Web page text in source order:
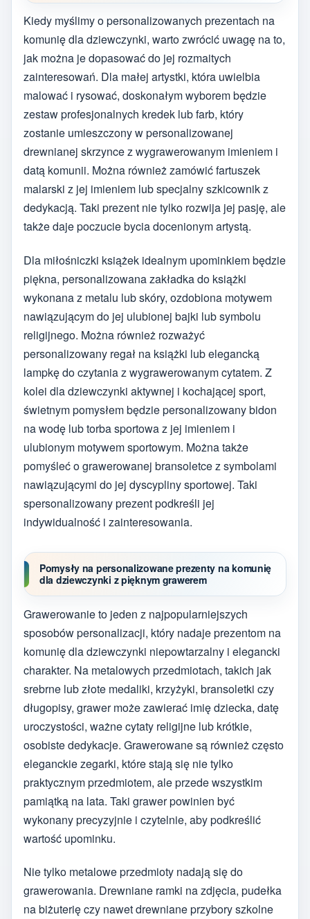
Kiedy myślimy o personalizowanych prezentach na
komunię dla dziewczynki, warto zwrócić uwagę na to,
jak można je dopasować do jej rozmaitych
zainteresowań. Dla małej artystki, która uwielbia
malować i rysować, doskonałym wyborem będzie
zestaw profesjonalnych kredek lub farb, który
zostanie umieszczony w personalizowanej
drewnianej skrzynce z wygrawerowanym imieniem i
datą komunii. Można również zamówić fartuszek
malarski z jej imieniem lub specjalny szkicownik z
dedykacją. Taki prezent nie tylko rozwija jej pasję, ale
także daje poczucie bycia docenionym artystą.
Dla miłośniczki książek idealnym upominkiem będzie
piękna, personalizowana zakładka do książki
wykonana z metalu lub skóry, ozdobiona motywem
nawiązującym do jej ulubionej bajki lub symbolu
religijnego. Można również rozważyć
personalizowany regał na książki lub elegancką
lampkę do czytania z wygrawerowanym cytatem. Z
kolei dla dziewczynki aktywnej i kochającej sport,
świetnym pomysłem będzie personalizowany bidon
na wodę lub torba sportowa z jej imieniem i
ulubionym motywem sportowym. Można także
pomyśleć o grawerowanej bransoletce z symbolami
nawiązującymi do jej dyscypliny sportowej. Taki
spersonalizowany prezent podkreśli jej
indywidualność i zainteresowania.
Pomysły na personalizowane prezenty na komunię
dla dziewczynki z pięknym grawerem
Grawerowanie to jeden z najpopularniejszych
sposobów personalizacji, który nadaje prezentom na
komunię dla dziewczynki niepowtarzalny i elegancki
charakter. Na metalowych przedmiotach, takich jak
srebrne lub złote medaliki, krzyżyki, bransoletki czy
długopisy, grawer może zawierać imię dziecka, datę
uroczystości, ważne cytaty religijne lub krótkie,
osobiste dedykacje. Grawerowane są również często
eleganckie zegarki, które stają się nie tylko
praktycznym przedmiotem, ale przede wszystkim
pamiątką na lata. Taki grawer powinien być
wykonany precyzyjnie i czytelnie, aby podkreślić
wartość upominku.
Nie tylko metalowe przedmioty nadają się do
grawerowania. Drewniane ramki na zdjęcia, pudełka
na biżuterię czy nawet drewniane przybory szkolne